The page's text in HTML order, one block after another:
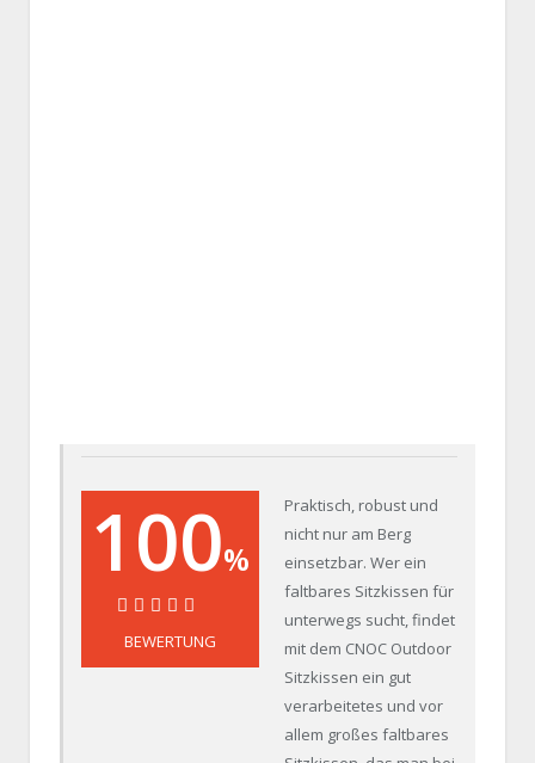
100%
100%
BEWERTUNG
Praktisch, robust und
nicht nur am Berg
einsetzbar. Wer ein
faltbares Sitzkissen für
unterwegs sucht, findet
mit dem CNOC Outdoor
Sitzkissen ein gut
verarbeitetes und vor
allem großes faltbares